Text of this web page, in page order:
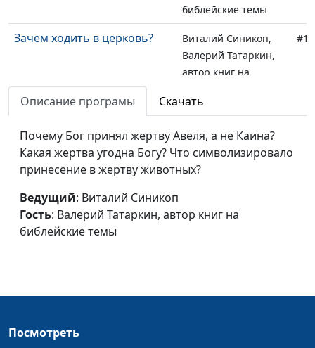
библейские темы
Зачем ходить в церковь?
Виталий Синикоп,
Валерий Татаркин,
автор книг на
Виталий Синикоп,
Валерий Татаркин,
автор книг на
библейские темы
Вино в Библии
Валерий Татаркин,
Павел Зубков, доктор
Дух, душа и тело
Описание програмы Скачать
Почему Бог принял жертву Авеля, а не Каина?
Какая жертва угодна Богу? Что символизировало
принесение в жертву животных?
Ведущий: Виталий Синикоп
Гость: Валерий Татаркин, автор книг на
библейские темы
Посмотреть